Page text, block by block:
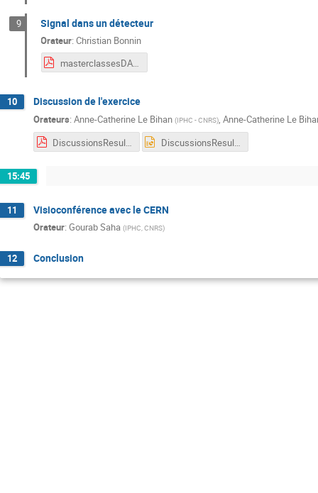
9 Signal dans un détecteur
Orateur:Christian Bonnin
masterclassesDAQ.pdf
10 Discussion de l'exercice
Orateurs: Anne-Catherine Le Bihan (IPHC - CNRS), Anne-Catherine Le
15:45
11 Visioconférence avec le CERN
Orateur: Gourab Saha (IPHC, CNRS)
12 Conclusion